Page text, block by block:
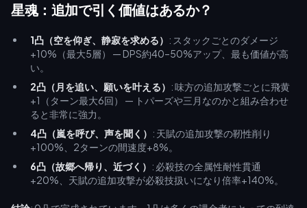
星魂：追加で引く価値はあるか？
1凸（空を仰ぎ、静寂を求める） : スタックごとのダメージ
+10%（最大5層） — DPS約40–50%アップ、最も価値が高
い。
2凸（月を追い、願いを叶える） : 味方の追加攻撃ごとに飛黄
+1（ターン最大6回） — トパーズや三月なのかと組み合わせ
ると非常に強力。
4凸（嵐を呼び、声を聞く） : 天賦の追加攻撃の靭性削り
+100%、2ターンの間速度+8%。
6凸（故郷へ帰り、近づく） : 必殺技の全属性耐性貫通
+20%、天賦の追加攻撃が必殺技扱いになり倍率+140%。